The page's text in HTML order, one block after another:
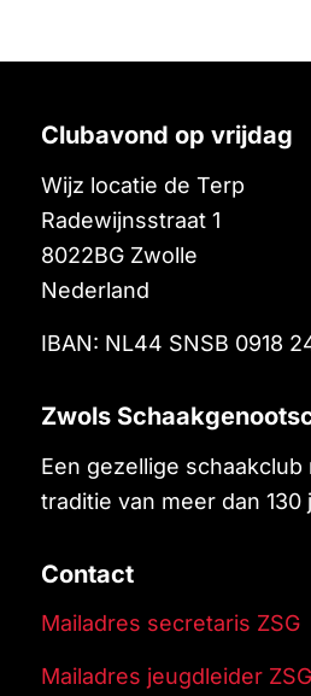
Clubavond op vrijdag
Wijz locatie de Terp
Radewijnsstraat 1
8022BG Zwolle
Nederland
IBAN: NL44 SNSB 0918
Zwols
Een gezellige schaakclub
traditie van meer dan 130
Contact
Mailadres secretaris ZSG
Mailadres jeugdleider ZSG